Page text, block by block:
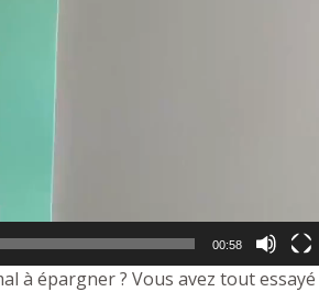
00:58
à épargner ? Vous avez tout essayé